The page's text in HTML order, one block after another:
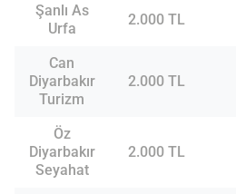
Şanlı As
Urfa
2.000 TL
Can
Diyarbakır
Turizm
2.000 TL
Öz
Diyarbakır
Seyahat
2.000 TL